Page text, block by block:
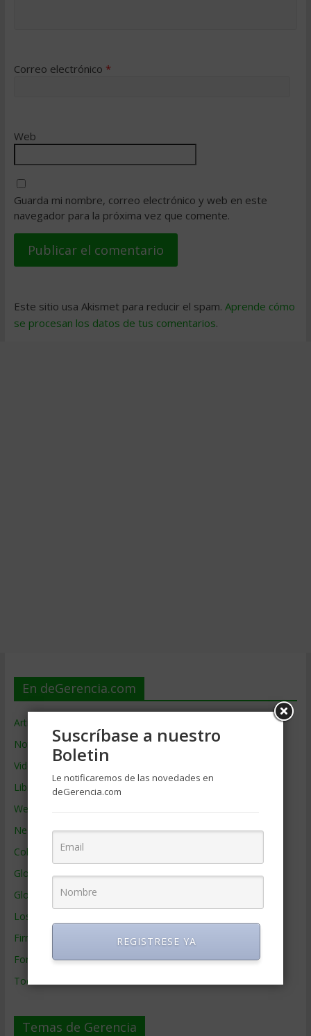
Correo electrónico *
Web
Guarda mi nombre, correo electrónico y web en este
navegador para la próxima vez que comente.
Este sitio usa Akismet para reducir el spam. Aprende cómo
se procesan los datos de tus comentarios.
En deGerencia.com
Artículos de Gerencia
Noticias de Gerencia
Videos de Gerencia
Libros de Gerencia
Webs de Gerencia
Negocios por País
Colaboradores de Gerencia
Glosario
Glosario Inglés – Español
Los mejores MBA
Firmas de Gerencia
Formación de Gerencia
Todos los Temas
Temas de Gerencia
Suscríbase a nuestro
Boletin
Le notificaremos de las novedades en
deGerencia.com
REGISTRESE YA